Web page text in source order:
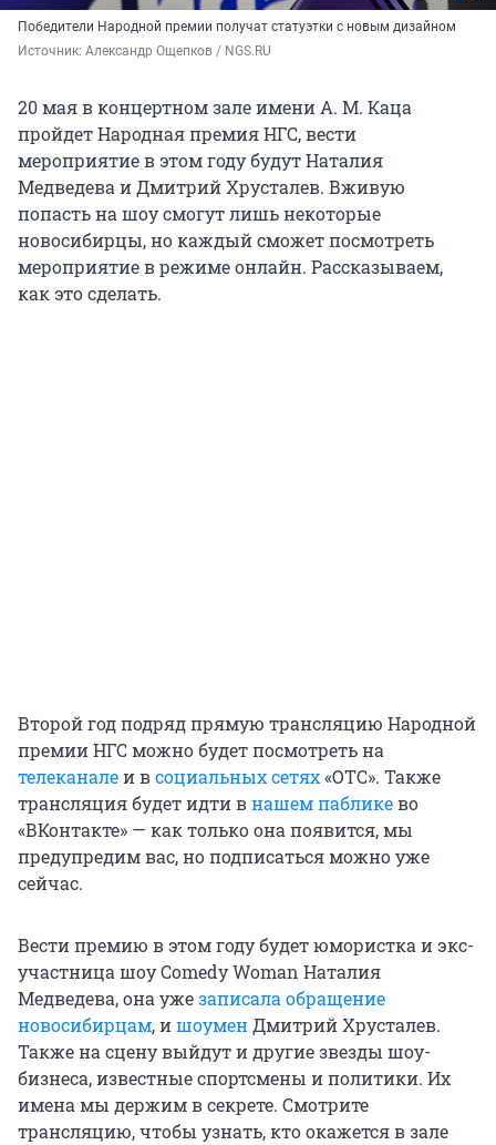
Победители Народной премии получат статуэтки с новым дизайном
Источник: Александр Ощепков / NGS.RU
20 мая в концертном зале имени А. М. Каца
пройдет Народная премия НГС, вести
мероприятие в этом году будут Наталия
Медведева и Дмитрий Хрусталев. Вживую
попасть на шоу смогут лишь некоторые
новосибирцы, но каждый сможет посмотреть
мероприятие в режиме онлайн. Рассказываем,
как это сделать.
Второй год подряд прямую трансляцию Народной
премии НГС можно будет посмотреть на
телеканалеи всоциальных сетях«ОТС». Также
трансляция будет идти внашем пабликево
«ВКонтакте» — как только она появится, мы
предупредим вас, но подписаться можно уже
сейчас.
Вести премию в этом году будет юмористка и экс-
участница шоу Comedy Woman Наталия
Медведева, она ужезаписала обращение
новосибирцам, ишоуменДмитрий Хрусталев.
Также на сцену выйдут и другие звезды шоу-
бизнеса, известные спортсмены и политики. Их
имена мы держим в секрете. Смотрите
трансляцию, чтобы узнать, кто окажется в зале